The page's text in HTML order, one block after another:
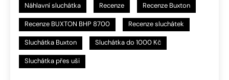
Náhlavní sluchátka Recenze Recenze Buxton
Recenze BUXTON BHP 8700 Recenze sluchátek
Sluchátka Buxton Sluchátka do 1000 Kč
Sluchátka přes uši